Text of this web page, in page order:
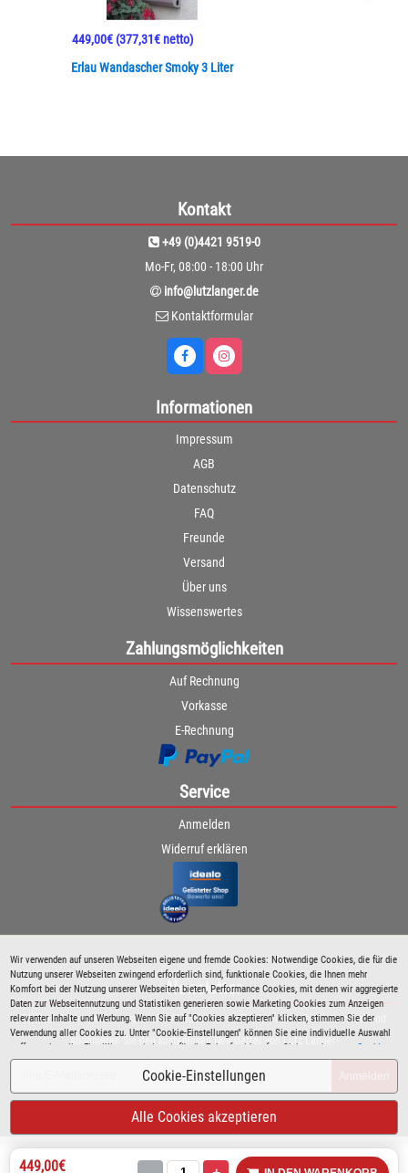
Wir verwenden auf unseren Webseiten eigene und fremde Cookies: Notwendige Cookies, die für die
Nutzung unserer Webseiten zwingend erforderlich sind, funktionale Cookies, die Ihnen mehr
Komfort bei der Nutzung unserer Webseiten bieten, Performance Cookies, mit denen wir aggregierte
Daten zur Webseitennutzung und Statistiken generieren sowie Marketing Cookies zum Anzeigen
relevanter Inhalte und Werbung. Wenn Sie auf "Cookies akzeptieren" klicken, stimmen Sie der
Verwendung aller Cookies zu. Unter "Cookie-Einstellungen" können Sie eine individuelle Auswahl
treffen und erteilte Einwilligungen jederzeit für die Zukunft widerrufen. Siehe auch unsere Cookie
Richtlinie.
Cookie-Einstellungen
Alle Cookies akzeptieren
Erlau Wandascher Smoky 3 Liter
449,00€(377,31€ netto)
449,00€
Kontakt
+49 (0)4421 9519-0
Mo-Fr, 08:00 - 18:00 Uhr
info@lutzlanger.de
Kontaktformular
Informationen
Impressum
AGB
Datenschutz
FAQ
Freunde
Versand
Über uns
Wissenswertes
Zahlungsmöglichkeiten
Auf Rechnung
Vorkasse
E-Rechnung
Service
Anmelden
Widerruf erklären
Newsletter
Bleiben Sie immer über spezielle Aktionen sowie Produktneuheiten informiert und
abonnieren Sie den kostenlosen Newsletter von Lutz Langer!